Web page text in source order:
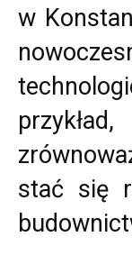
w
stać się